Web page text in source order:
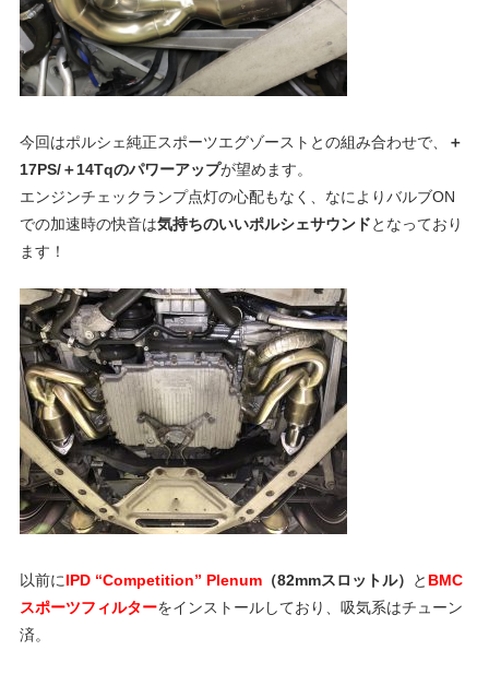
ポ
ル
ニ
ポ
ー
ト
な
を
ご
紹
介
い
し
ま
す
。
今回はポルシェ純正スポーツエグゾーストとの組み合わせで、
＋
17PS/＋14Tqのパワーアップが望めます。
エンジンチェックランプ点灯の心配もなく、なによりバルブON
での加速時の快音は気持ちのいいポルシェサウンドとなっており
ます！
以前にIPD “Competition” Plenum （82mmスロットル） と BMC
スポーツフィルターをインストールしており、吸気系はチューン
済。